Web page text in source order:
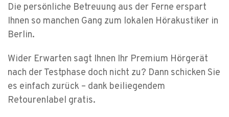
Die persönliche Betreuung aus der Ferne erspart
Ihnen so manchen Gang zum lokalen Hörakustiker in
Berlin.
Wider Erwarten sagt Ihnen Ihr Premium Hörgerät
nach der Testphase doch nicht zu? Dann schicken Sie
es einfach zurück – dank beiliegendem
Retourenlabel gratis.